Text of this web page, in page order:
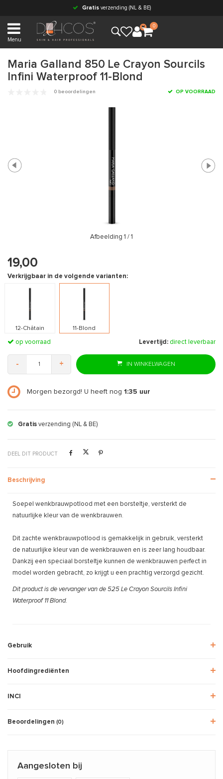
Gratisverzending (NL & BE)
Menu
0
Maria Galland 850 Le Crayon Sourcils
Infini Waterproof 11-Blond
0 beoordelingen OP VOORRAAD
Afbeelding 1 / 1
19,00
Verkrijgbaar in de volgende varianten:
12-Châtain 11-Blond
op voorraad Levertijd: direct leverbaar
- + IN WINKELWAGEN
Morgen bezorgd! U heeft nog 1:35 uur
(NL & BE)
DEEL DIT PRODUCT
Beschrijving
Soepel wenkbrauwpotlood met een borsteltje, versterkt de
natuurlijke kleur van de wenkbrauwen.
Dit zachte wenkbrauwpotlood is gemakkelijk in gebruik, versterkt
de natuurlijke kleur van de wenkbrauwen en is zeer lang houdbaar.
Dankzij een speciaal borsteltje kunnen de wenkbrauwen perfect in
model worden gebracht, zo krijgt u een prachtig verzorgd gezicht.
Dit product is de vervanger van de 525 Le Crayon Sourcils Infini
Waterproof 11 Blond.
Gebruik
Hoofdingrediënten
INCI
Beoordelingen (0)
Aangesloten bij